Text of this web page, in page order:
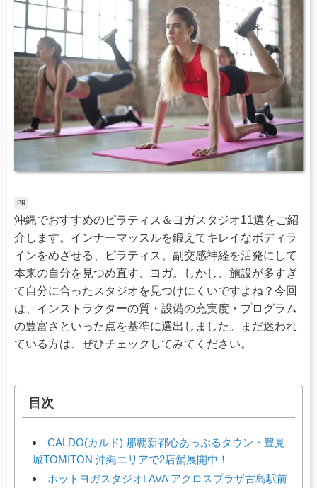
沖縄でおすすめのピラティス＆ヨガスタジオ11選をご紹
介します。インナーマッスルを鍛えてキレイなボディラ
インをめざせる、ピラティス。副交感神経を活発にして
本来の自分を見つめ直す、ヨガ。しかし、施設が多すぎ
て自分に合ったスタジオを見つけにくいですよね？今回
は、インストラクターの質・設備の充実度・プログラム
の豊富さといった点を基準に選出しました。まだ迷われ
ている方は、ぜひチェックしてみてください。
目次
CALDO(カルド) 那覇新都心あっぷるタウン・豊見
城TOMITON 沖縄エリアで2店舗展開中！
ホットヨガスタジオLAVA アクロスプラザ古島駅前